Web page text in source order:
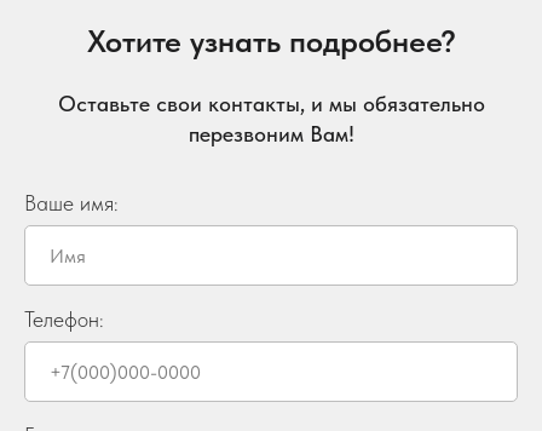
Хотите узнать подробнее?
Оставьте свои контакты, и мы обязательно
перезвоним Вам!
Ваше имя:
Телефон: